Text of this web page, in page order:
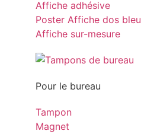
Affiche adhésive
Poster Affiche dos bleu
Affiche sur-mesure
Pour le bureau
Tampon
Magnet